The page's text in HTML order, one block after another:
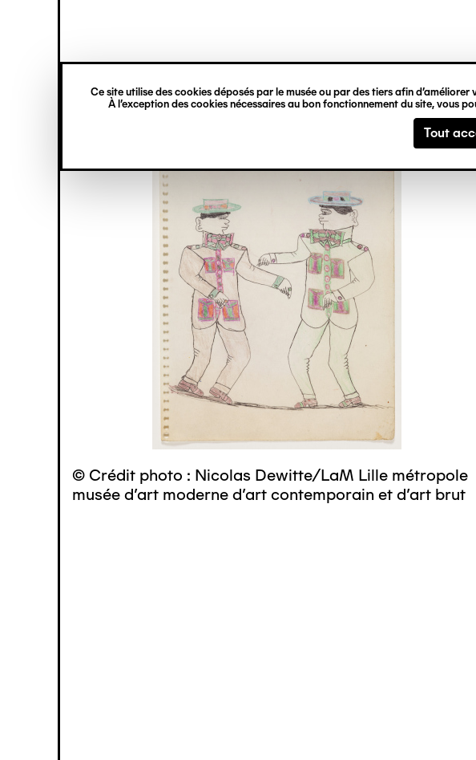
Ce site utilise des cookies déposés par le musée ou par des tiers afin
À l’exception des cookies nécessaires au bon fonctionnement du site, vous
Tout
principal
verticale
© Crédit photo : Nicolas Dewitte/LaM Lille métropole
musée d’art moderne d’art contemporain et d’art brut